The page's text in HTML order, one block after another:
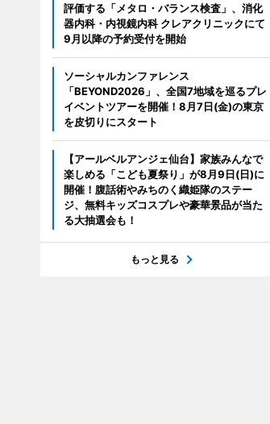
評価する「メタロ・バランス検査」、消化
器内科・内視鏡内科 クレアクリニックにて
9月以降の予約受付を開始
ソーシャルカンファレンス
「BEYOND2026」、全国7地域を巡るプレ
イベントツアーを開催！8月7日(金)の東京
を皮切りにスタート
【アールベルアンジェ仙台】家族みんなで
楽しめる「こども夏祭り」が8月9日(日)に
開催！腹話術やみちのく織姫隊のステー
ジ、無料キッズコスプレや豪華景品が当た
る大抽選会も！
もっと見る